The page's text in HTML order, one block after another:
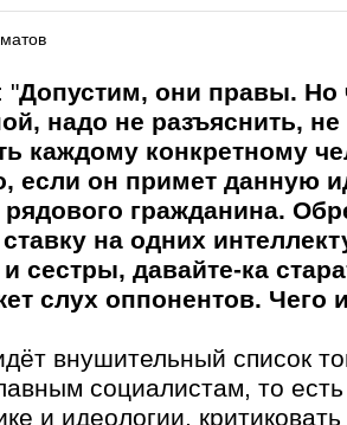
"Допустим, они правы. Но
надо не разъяснить, не
каждому конкретному
если он примет данную
гражданина.
на одних
сестры, давайте-ка
слух оппонентов. Чего
внушительный список
социалистам, то
и идеологии,